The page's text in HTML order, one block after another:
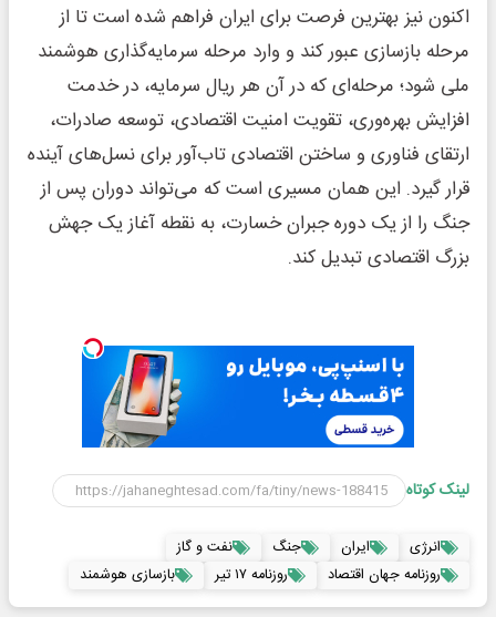
اکنون نیز بهترین فرصت برای ایران فراهم شده است تا از
مرحله بازسازی عبور کند و وارد مرحله سرمایه‌گذاری هوشمند
ملی شود؛ مرحله‌ای که در آن هر ریال سرمایه، در خدمت
افزایش بهره‌وری، تقویت امنیت اقتصادی، توسعه صادرات،
ارتقای فناوری و ساختن اقتصادی تاب‌آور برای نسل‌های آینده
قرار گیرد. این همان مسیری است که می‌تواند دوران پس از
جنگ را از یک دوره جبران خسارت، به نقطه آغاز یک جهش
بزرگ اقتصادی تبدیل کند.
لینک کوتاه
انرژی ایران جنگ
نفت و گاز
روزنامه جهان اقتصاد
روزنامه ۱۷ تیر بازسازی هوشمند